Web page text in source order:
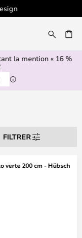
la mention « 16 %
FILTRER
verte 200 cm - Hübsch